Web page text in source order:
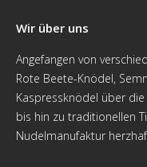
Wir über uns
Angefangen von
Rote Beete-Knödel,
Kaspressknödel über
bis hin zu traditionellen
Nudelmanufaktur